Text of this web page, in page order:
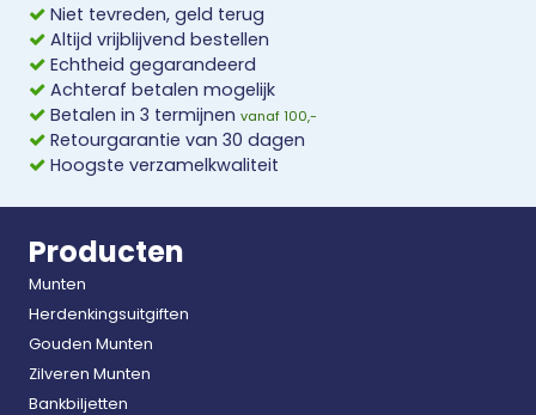
Niet tevreden, geld terug
Altijd vrijblijvend bestellen
Echtheid gegarandeerd
Achteraf betalen mogelijk
Betalen in 3 termijnen vanaf 100,-
Retourgarantie van 30 dagen
Hoogste verzamelkwaliteit
Producten
Munten
Herdenkingsuitgiften
Gouden Munten
Zilveren Munten
Bankbiljetten